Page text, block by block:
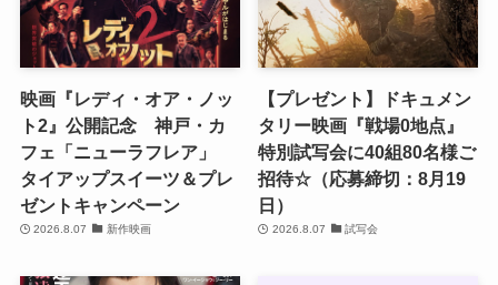
映画『レディ・オア・ノッ
ト2』公開記念 神戸・カ
フェ「ニューラフレア」
タイアップスイーツ＆プレ
ゼントキャンペーン
2026.8.07 新作映画
【プレゼント】ドキュメン
タリー映画『戦場0地点』
特別試写会に40組80名様ご
招待☆（応募締切：8月19
日）
2026.8.07 試写会